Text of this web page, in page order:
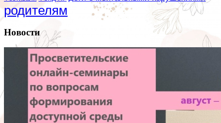
родителям
Новости